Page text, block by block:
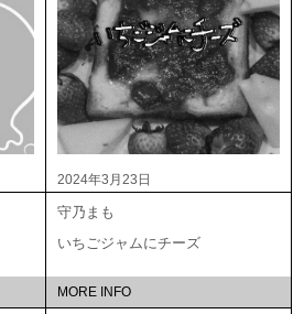
2024年3月23日
守乃まも
いちごジャムにチーズ
MORE INFO